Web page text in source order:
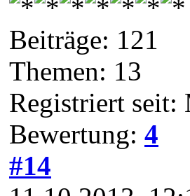
Beiträge: 121
Themen: 13
Registriert seit:
Bewertung: 4
#14